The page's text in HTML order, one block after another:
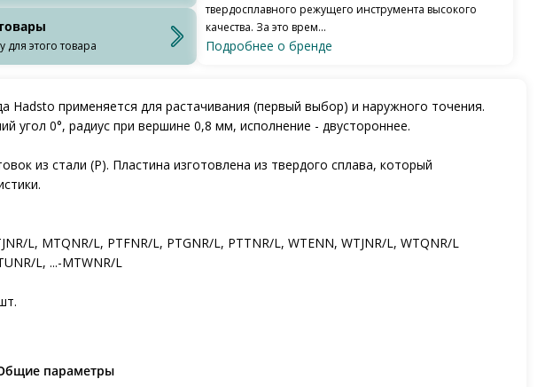
для этого товара
твердосплавного режущего инструмента высокого
качества. За это врем...
Подробнее о бренде
Hadsto применяется для растачивания (первый выбор) и наружного точения.
угол 0°, радиус при вершине 0,8 мм, исполнение - двустороннее.
из стали (P). Пластина изготовлена из твердого сплава, который
L, MTQNR/L, PTFNR/L, PTGNR/L, PTTNR/L, WTENN, WTJNR/L, WTQNR/L
L, ...-MTWNR/L
параметры